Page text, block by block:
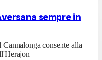
sempre in
consente alla